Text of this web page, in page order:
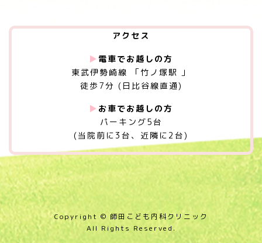
アクセス
▶︎ 電車でお越しの方
東武伊勢崎線 「竹ノ塚駅 」
徒歩7分 (日比谷線直通)
▶︎ お車でお越しの方
パーキング5台
(当院前に3台、近隣に2台)
Copyright © 師田こども内科クリニック
All Rights Reserved.